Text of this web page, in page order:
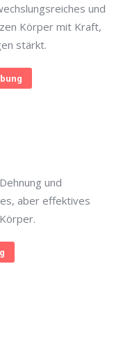
und
Körper mit Kraft,
stärkt.
und
aber effektives